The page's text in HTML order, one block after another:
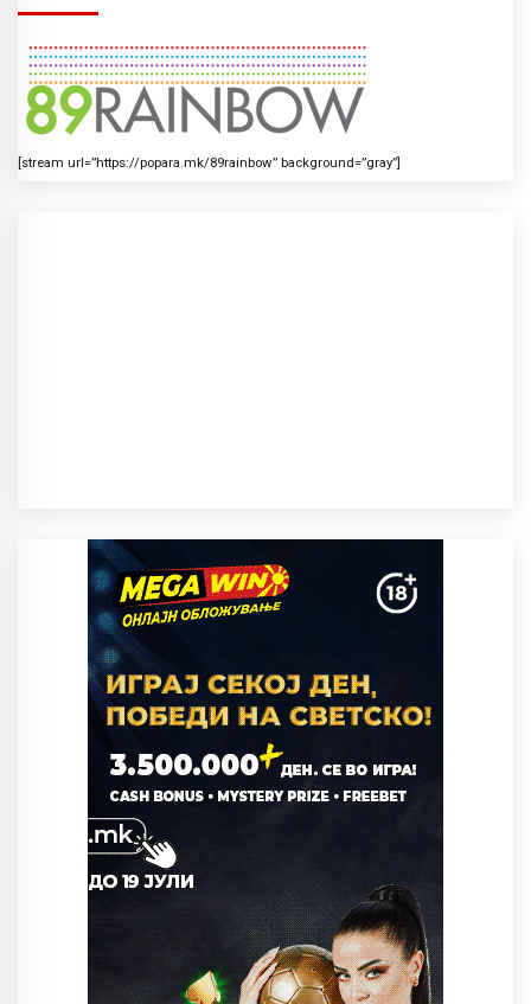
[stream url=”https://popara.mk/89rainbow” background=”gray”]